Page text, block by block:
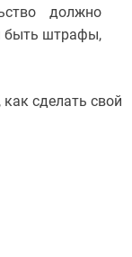
должно
быть штрафы,
сделать свой